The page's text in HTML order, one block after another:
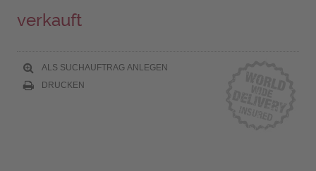
verkauft
ALS SUCHAUFTRAG ANLEGEN
DRUCKEN